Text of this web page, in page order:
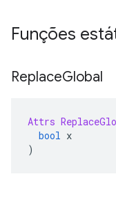
Funções
ReplaceGlobal
Attrs
bool x
)